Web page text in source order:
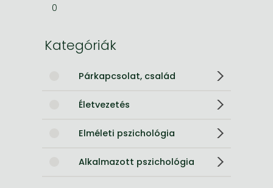
0
Kategóriák
Párkapcsolat, család
Életvezetés
Elméleti pszichológia
Alkalmazott pszichológia